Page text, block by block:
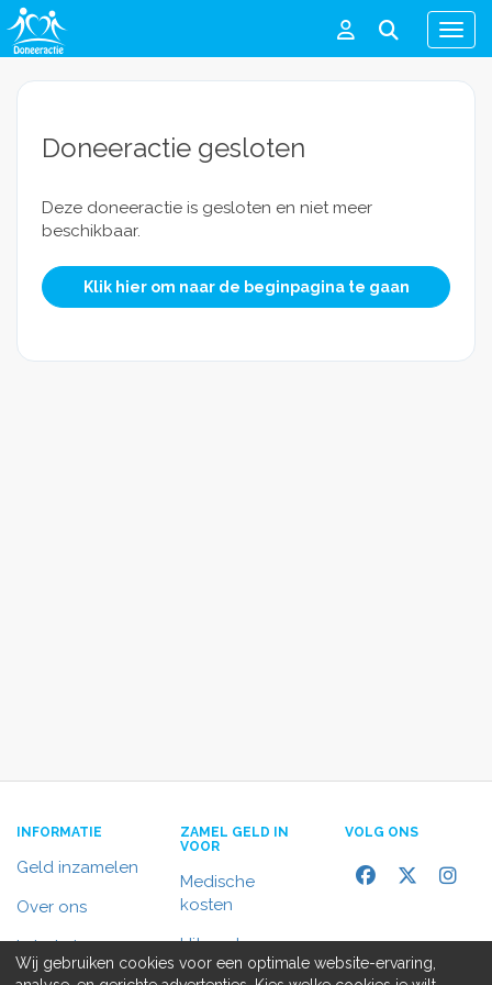
Menu
Doneeractie gesloten
Deze doneeractie is gesloten en niet meer
beschikbaar.
Klik hier om naar de beginpagina te gaan
INFORMATIE
Geld inzamelen
Over ons
In het nieuws
ZAMEL GELD IN
VOOR
Medische
kosten
Uitvaart
VOLG ONS
Wij gebruiken cookies voor een optimale website-ervaring,